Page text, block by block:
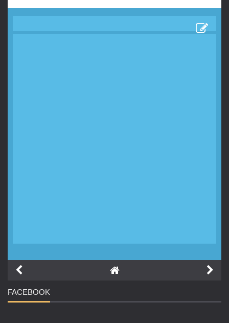
FACEBOOK